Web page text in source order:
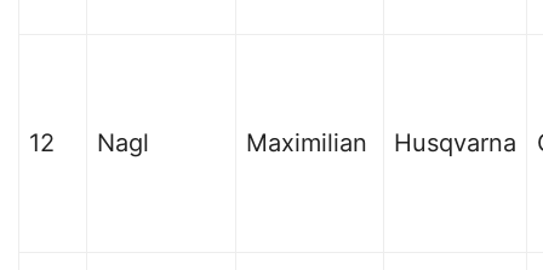
12 Nagl Maximilian Husqvarna